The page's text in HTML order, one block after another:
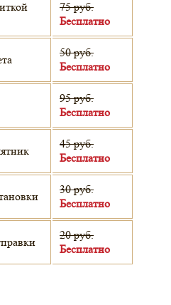
75 руб.
Бесплатно
50 руб.
Бесплатно
95 руб.
Бесплатно
45 руб.
Бесплатно
30 руб.
Бесплатно
20 руб.
Бесплатно